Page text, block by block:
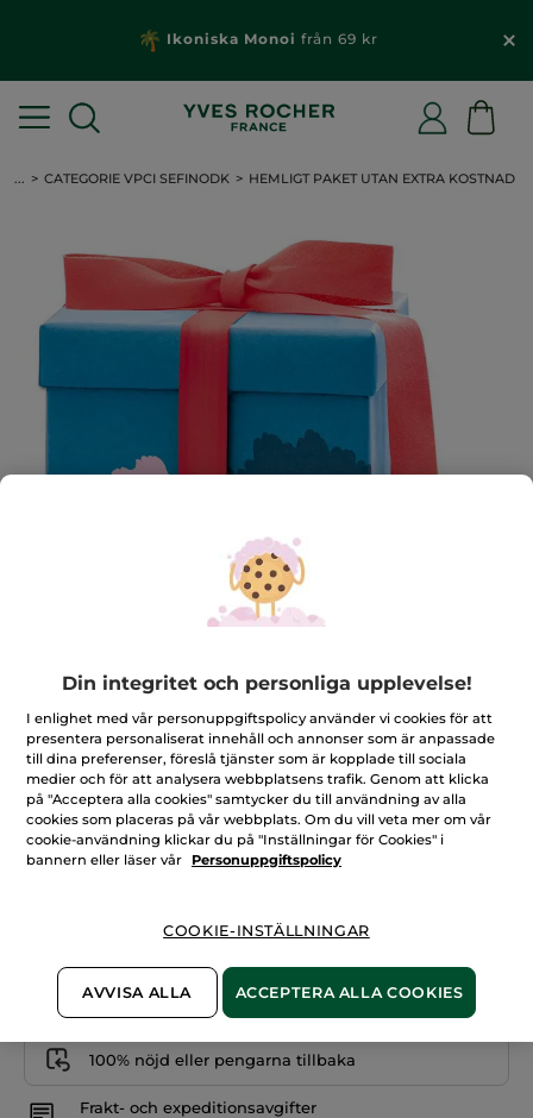
Ikoniska Monoi från 69 kr
... CATEGORIE VPCI SEFINODK HEMLIGT PAKET UTAN EXTRA KOSTNAD
HEMLIGT PAKET UTAN EXTRA
KOSTNAD
★★★★★
★★★★★
Inget
LÄGG TILL RECENSION
Bevaka produkt
Säker betalning med Klarna
100% nöjd eller pengarna tillbaka
Frakt- och expeditionsavgifter
Din integritet och personliga upplevelse!
I enlighet med vår personuppgiftspolicy använder vi cookies för att
presentera personaliserat innehåll och annonser som är anpassade
till dina preferenser, föreslå tjänster som är kopplade till sociala
medier och för att analysera webbplatsens trafik. Genom att klicka
på "Acceptera alla cookies" samtycker du till användning av alla
cookies som placeras på vår webbplats. Om du vill veta mer om vår
cookie-användning klickar du på "Inställningar för Cookies" i
bannern eller läser vår
Personuppgiftspolicy
COOKIE-INSTÄLLNINGAR
AVVISA ALLA ACCEPTERA ALLA COOKIES